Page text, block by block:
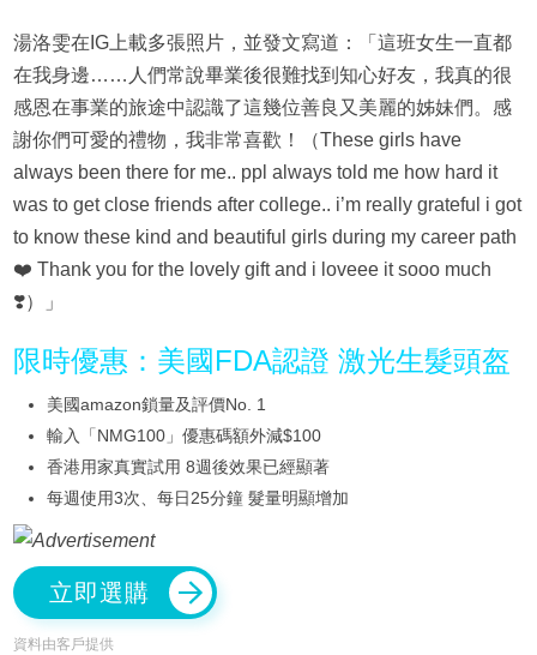
湯洛雯在IG上載多張照片，並發文寫道：「這班女生一直都
在我身邊……人們常說畢業後很難找到知心好友，我真的很
感恩在事業的旅途中認識了這幾位善良又美麗的姊妹們。感
謝你們可愛的禮物，我非常喜歡！（These girls have
always been there for me.. ppl always told me how hard it
was to get close friends after college.. i’m really grateful i got
to know these kind and beautiful girls during my career path
❤️ Thank you for the lovely gift and i loveee it sooo much
❣️）」
限時優惠：美國FDA認證 激光生髮頭盔
美國amazon鎖量及評價No. 1
輸入「NMG100」優惠碼額外減$100
香港用家真實試用 8週後效果已經顯著
每週使用3次、每日25分鐘 髮量明顯增加
立即選購
資料由客戶提供